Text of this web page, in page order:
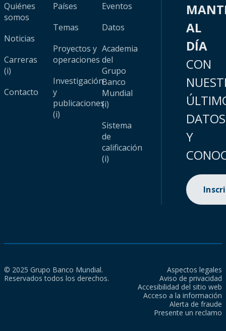
Quiénes
somos
Noticias
Carreras
(i)
Contacto
Países
Temas
Proyectos y
operaciones
Investigación
y
publicaciones
(i)
Eventos
Datos
Academia
del
Grupo
Banco
Mundial
(i)
Sistema
de
calificación
(i)
AL
DÍA
CON
DATOS
Y
© 2025 Grupo Banco Mundial.
Reservados todos los derechos.
Aspectos legales
Aviso de privacidad
Accesibilidad del sitio web
Acceso a la información
Alerta de fraude
Presente un reclamo